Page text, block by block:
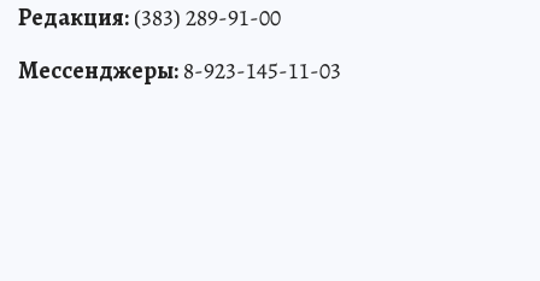
Редакция:(383) 289-91-00
Мессенджеры:8-923-145-11-03